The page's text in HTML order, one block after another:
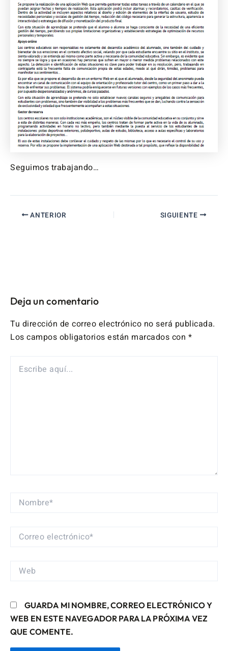
Seguimos trabajando…
ANTERIOR SIGUIENTE
Deja un comentario
Tu dirección de correo electrónico no será publicada.
Los campos obligatorios están marcados con *
AQUÍ...
NOMBRE*
CORREO
WEB
GUARDA MI NOMBRE, CORREO ELECTRÓNICO Y
WEB EN ESTE NAVEGADOR PARA LA PRÓXIMA VEZ
QUE COMENTE.